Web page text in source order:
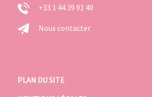
+33 1 44 39 91 40
Nous contacter
PLAN DU SITE